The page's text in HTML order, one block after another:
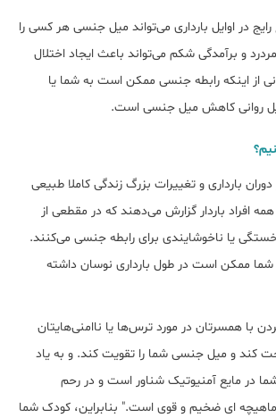
در اوایل بارداری می‌تواند میل جنسی هر کسی را
و برآمدگی شکم می‌تواند باعث ایجاد اختلال
از اینکه رابطه جنسی ممکن است به شما یا
روانی کاهش میل جنسی است.
بارداری و تغییرات بزرگ زندگی کاملا طبیعی
افراد باردار گزارش می‌دهند که در مقطعی از
یا ناخوشایندی برای رابطه جنسی می‌کنند.
ممکن است در طول بارداری نوسان داشته
با همسرتان در مورد ترس‌ها یا ناامنی‌هایتان
کند و میل جنسی شما را تقویت کند. و به یاد
در مایع آمنیوتیک شناور است و در رحم
ای ضخیم و قوی است." بنابراین، کودک شما